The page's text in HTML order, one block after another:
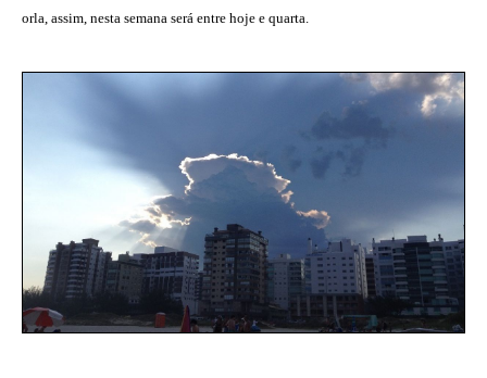
orla, assim, nesta semana será entre hoje e quarta.